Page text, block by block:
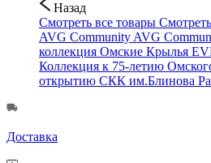
Назад
Смотреть все товары
AVG Community AVG
коллекция Омские Крылья
Коллекция к 75-летию
открытию СКК им.Блинова
Доставка